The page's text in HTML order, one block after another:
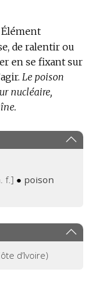
Élément
de ralentir ou
en se fixant sur
Le poison
nucléaire,
f.] ● poison
d’Ivoire)